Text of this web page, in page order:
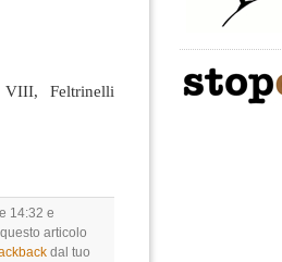
VIII, Feltrinelli
14:32 e
articolo
dal tuo